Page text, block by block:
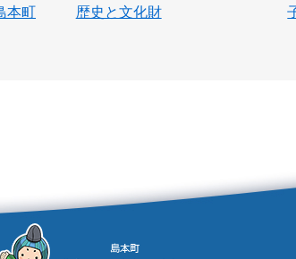
本町
歴史と文化財